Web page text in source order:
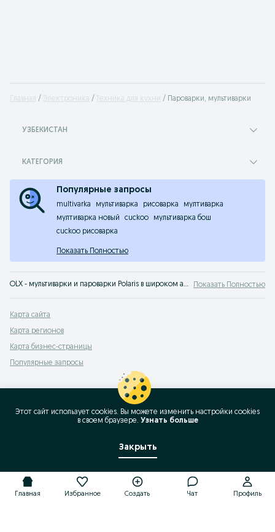
Главная Электроника Техника для кухни Пароварки, мультиварки
УЗБЕКИСТАН
КАТЕГОРИЯ
Популярные запросы
multivarka мультиварка рисоварка
мултиварка
мултиварка новый
cuckoo
мультиварка бош
cuckoo рисоварка
Показать Полностью
OLX - мультиварки и пароварки Polaris в широком ассортименте - лучшие предложения только на нашем сервисе объявлений. OLX.uz Узбекистан - здесь можно купить мультиварку Polaris новую и бу по самой выгодной цене. Показать Полностью
Карта сайта
Карта регионов
Карта бизнес-страницы
Популярные запросы
Главная Избранное Создать Чат Профиль
Этот сайт использует cookies. Вы можете изменить настройки cookies
в своeм браузере. Узнать больше
Закрыть